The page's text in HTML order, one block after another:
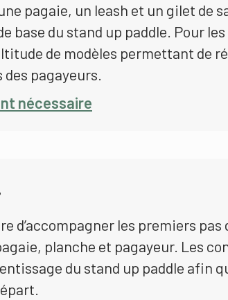
pagaie, un leash et un gilet de
base du stand up paddle. Pour
de modèles permettant de
pagayeurs.
nécessaire
d’accompagner les premiers
planche et pagayeur. Les
du stand up paddle afin